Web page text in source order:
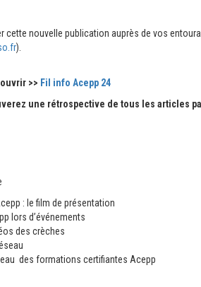
nouvelle publication auprès de vos
).
>> Fil info Acepp 24
une rétrospective de tous les articles
: le film de présentation
lors d’événements
des crèches
des formations certifiantes Acepp